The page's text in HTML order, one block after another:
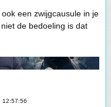
een zwijgcausule in je
de bedoeling is dat
12:57:56